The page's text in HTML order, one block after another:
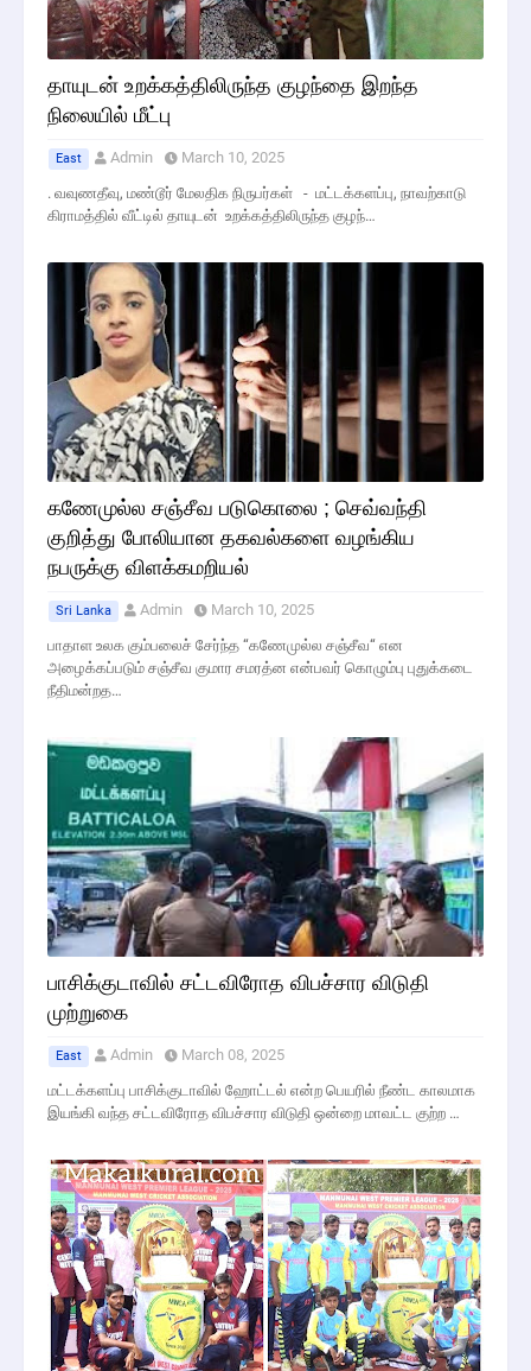
தாயுடன் உறக்கத்திலிருந்த குழந்தை இறந்த
நிலையில் மீட்பு
East Admin
March 10, 2025
. வவுணதீவு, மண்டூர் மேலதிக நிருபர்கள் - மட்டக்களப்பு, நாவற்காடு
கிராமத்தில் வீட்டில் தாயுடன் உறக்கத்திலிருந்த குழந்…
கணேமுல்ல சஞ்சீவ படுகொலை ; செவ்வந்தி
குறித்து போலியான தகவல்களை வழங்கிய
நபருக்கு விளக்கமறியல்
Sri Lanka Admin
March 10, 2025
பாதாள உலக கும்பலைச் சேர்ந்த “கணேமுல்ல சஞ்சீவ“ என
அழைக்கப்படும் சஞ்சீவ குமார சமரத்ன என்பவர் கொழும்பு புதுக்கடை
நீதிமன்றத…
பாசிக்குடாவில் சட்டவிரோத விபச்சார விடுதி
முற்றுகை
East Admin
March 08, 2025
மட்டக்களப்பு பாசிக்குடாவில் ஹோட்டல் என்ற பெயரில் நீண்ட காலமாக
இயங்கி வந்த சட்டவிரோத விபச்சார விடுதி ஒன்றை மாவட்ட குற்ற …